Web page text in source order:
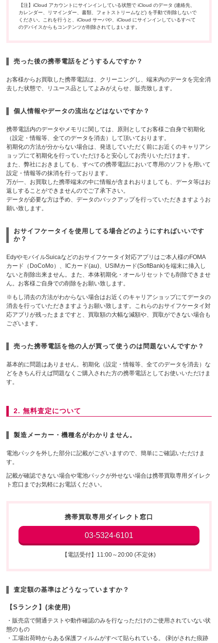
【注】iCloud アカウントにサインインしている状態で iCloud のデータ (連絡先、
カレンダー、リマインダー、書類、フォトストリームなど) を手動で削除しないで
ください。これを行うと、iCloud サーバや、iCloud にサインインしているすべて
のデバイスからもコンテンツが削除されてしまいます。
売った後の携帯電話をどうするんですか？
お客様からお買取した携帯電話は、クリーニングし、端末内のデータを完全消
去した状態で、リユース品としてよみがえらせ、販売致します。
個人情報やデータの流出などはないですか？
携帯電話内のデータやメモリに関しては、原則としてお客様ご自身で初期化
（設定・情報等、全てのデータを消去）して頂いております。
初期化の方法が分からない場合は、発送していただく前にお近くのキャリアシ
ョップにて初期化を行っていただけると安心してお売りいただけます。
また、弊社におきましても、すべての携帯電話において専用のソフトを用いて
設定・情報等の抹消を行っております。
万が一、お買取した携帯端末の中に情報が含まれおりましても、データ等はお
返しすることができませんのでご了承下さい。
データが必要な方は予め、データのバックアップを行っていただきますようお
願い致します。
おサイフケータイを使用してる場合どのようにすればいいです
か？
EdyやモバイルSuicaなどのおサイフケータイ対応アプリはご本人様のFOMA
カード（DoCoMo）、ICカード(au)、USIMカード(SoftBank)を端末に挿入し
ないと削除出来ません。また、本体初期化・オールリセットでも削除できませ
ん。お客様ご自身での削除をお願い致します。
※もし消去の方法がわからない場合はお近くのキャリアショップにてデータの
消去を行っていただきますようお願い致します。これらのおサイフケータイ対
応アプリが残ったままですと、買取額の大幅な減額や、買取ができない場合も
ございます。
売った携帯電話を他の人が買って使うのは問題ないんですか？
基本的に問題はありません。初期化（設定・情報等、全てのデータを消去）な
どをきちん行えば問題なくご購入された方の携帯電話としてお使いいただけま
す。
2. 無料査定について
製造メーカー・機種名がわかりません。
電池パックを外した部分に記載がございますので、簡単にご確認いただけま
す。
記載が確認できない場合や電池パックが外せない場合は携帯買取専用ダイレク
ト窓口までお気軽にお電話ください。
携帯買取専用ダイレクト窓口
03-5324-6101
【電話受付】11:00～20:00 (不定休)
査定額の基準はどうなっていますか？
【Sランク】(未使用)
・販売店で開通テストや動作確認のみを行なっただけのご使用されていない状
態のもの
・工場出荷時からある保護フィルムがすべて貼られている。 (剥がされた痕跡